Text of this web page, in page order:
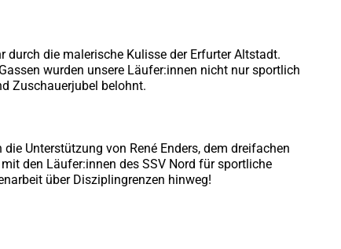
die malerische Kulisse der Erfurter Altstadt.
wurden unsere Läufer:innen nicht nur sportlich
Zuschauerjubel belohnt.
Unterstützung von René Enders, dem dreifachen
den Läufer:innen des SSV Nord für sportliche
über Disziplingrenzen hinweg!